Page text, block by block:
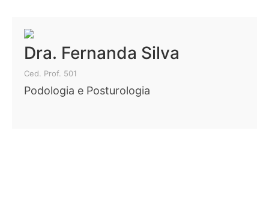
Dra. Fernanda Silva
Ced. Prof. 501
Podologia e Posturologia